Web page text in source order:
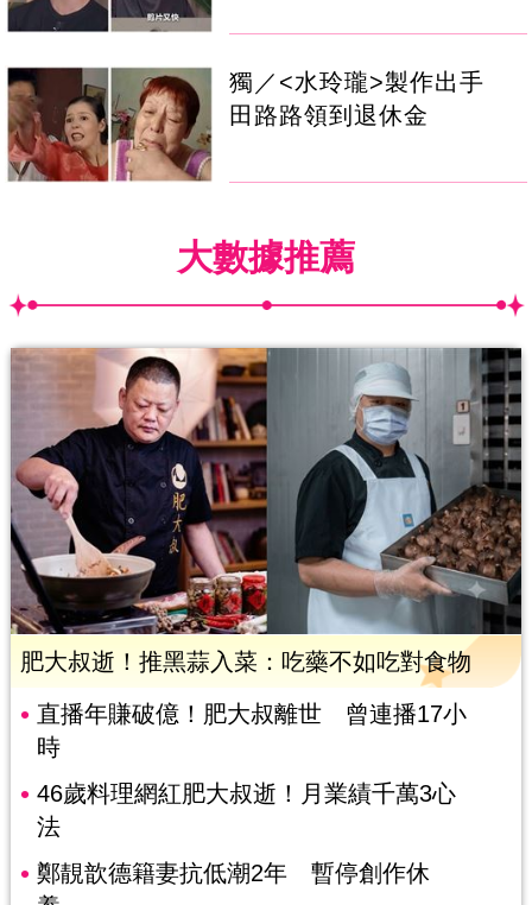
獨／<水玲瓏>製作出手
田路路領到退休金
大數據推薦
肥大叔逝！推黑蒜入菜：吃藥不如吃對食物
直播年賺破億！肥大叔離世 曾連播17小
時
46歲料理網紅肥大叔逝！月業績千萬3心
法
鄭靚歆德籍妻抗低潮2年 暫停創作休